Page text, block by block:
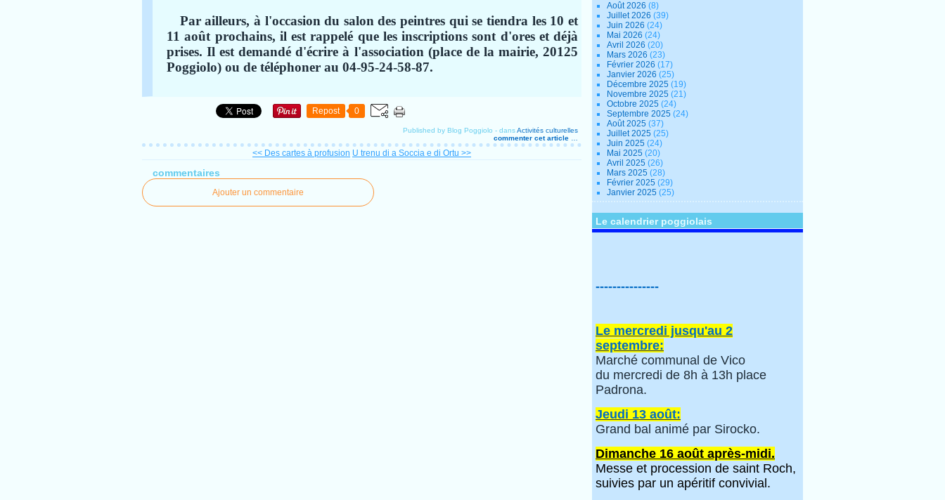
Par ailleurs, à l'occasion du salon des peintres qui se tiendra les 10 et
11 août prochains, il est rappelé que les inscriptions sont d'ores et déjà
prises. Il est demandé d'écrire à l'association (place de la mairie, 20125
Poggiolo) ou de téléphoner au 04-95-24-58-87.
Repost 0
Published by Blog Poggiolo - dansActivités culturelles
commenter cet article
<< Des cartes à profusion U trenu di a Soccia e di Ortu >>
commentaires
Ajouter un commentaire
Août 2026 (8)
Juillet 2026 (39)
Juin 2026 (24)
Mai 2026 (24)
Avril 2026 (20)
Mars 2026 (23)
Février 2026 (17)
Janvier 2026 (25)
Décembre 2025 (19)
Novembre 2025 (21)
Octobre 2025 (24)
Septembre 2025 (24)
Août 2025 (37)
Juillet 2025 (25)
Juin 2025 (24)
Mai 2025 (20)
Avril 2025 (26)
Mars 2025 (28)
Février 2025 (29)
Janvier 2025 (25)
Le calendrier poggiolais
---------------
Le mercredi jusqu'au 2
septembre:
Marché communal de Vico
du mercredi de 8h à 13h place
Padrona.
Jeudi 13 août:
Grand bal animé par Sirocko.
Dimanche 16 août après-midi.
Messe et procession de saint Roch,
suivies par un apéritif convivial.